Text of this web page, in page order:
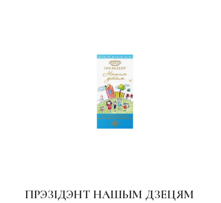
ПРЭЗІДЭНТ НАШЫМ ДЗЕЦЯМ